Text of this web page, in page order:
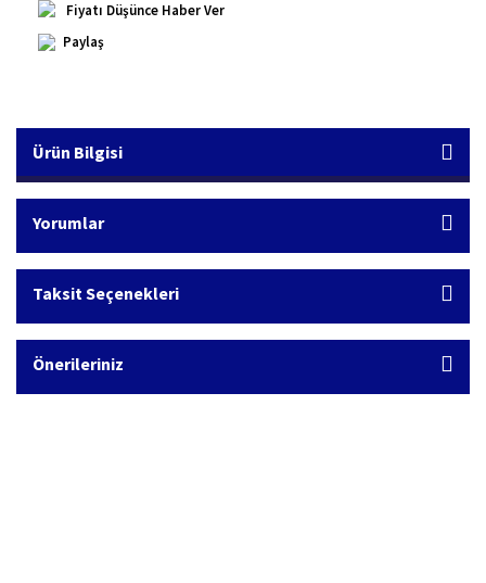
Fiyatı Düşünce Haber Ver
Paylaş
Ürün Bilgisi
Yorumlar
Taksit Seçenekleri
Önerileriniz